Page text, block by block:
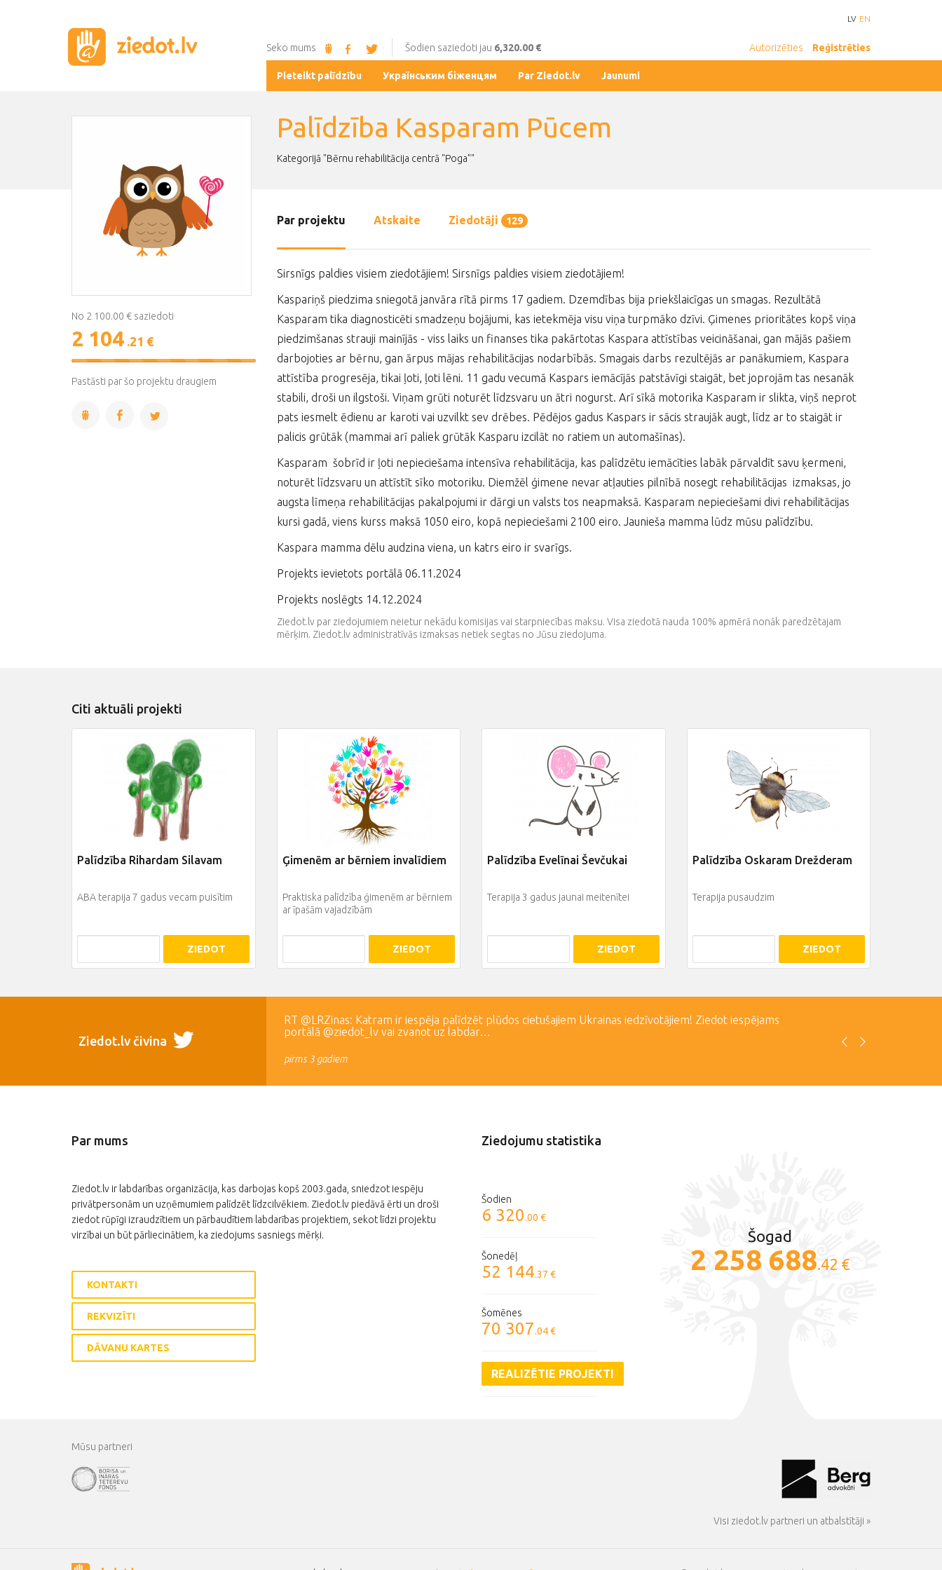
LV EN
Seko mums Šodien saziedoti jau 6,320.00 € Autorizēties Reģistrēties
Pieteikt palīdzību Українським біженцям Par Ziedot.lv Jaunumi
Palīdzība Kasparam Pūcem
Kategorijā "Bērnu rehabilitācija centrā "Poga""
No 2 100.00 € saziedoti
2 104 .21 €
100%
Complete
Pastāsti par šo projektu draugiem
Par projektu Atskaite Ziedotāji 129
Sirsnīgs paldies visiem ziedotājiem! Sirsnīgs paldies visiem ziedotājiem!
Kaspariņš piedzima sniegotā janvāra rītā pirms 17 gadiem. Dzemdības bija priekšlaicīgas un smagas. Rezultātā
Kasparam tika diagnosticēti smadzeņu bojājumi, kas ietekmēja visu viņa turpmāko dzīvi. Ģimenes prioritātes kopš viņa
piedzimšanas strauji mainījās - viss laiks un finanses tika pakārtotas Kaspara attīstības veicināšanai, gan mājās pašiem
darbojoties ar bērnu, gan ārpus mājas rehabilitācijas nodarbībās. Smagais darbs rezultējās ar panākumiem, Kaspara
attīstība progresēja, tikai ļoti, ļoti lēni. 11 gadu vecumā Kaspars iemācījās patstāvīgi staigāt, bet joprojām tas nesanāk
stabili, droši un ilgstoši. Viņam grūti noturēt līdzsvaru un ātri nogurst. Arī sīkā motorika Kasparam ir slikta, viņš neprot
pats iesmelt ēdienu ar karoti vai uzvilkt sev drēbes. Pēdējos gadus Kaspars ir sācis straujāk augt, līdz ar to staigāt ir
palicis grūtāk (mammai arī paliek grūtāk Kasparu izcilāt no ratiem un automašīnas).
Kasparam šobrīd ir ļoti nepieciešama intensīva rehabilitācija, kas palīdzētu iemācīties labāk pārvaldīt savu ķermeni,
noturēt līdzsvaru un attīstīt sīko motoriku. Diemžēl ģimene nevar atļauties pilnībā nosegt rehabilitācijas izmaksas, jo
augsta līmeņa rehabilitācijas pakalpojumi ir dārgi un valsts tos neapmaksā. Kasparam nepieciešami divi rehabilitācijas
kursi gadā, viens kurss maksā 1050 eiro, kopā nepieciešami 2100 eiro. Jaunieša mamma lūdz mūsu palīdzību.
Kaspara mamma dēlu audzina viena, un katrs eiro ir svarīgs.
Projekts ievietots portālā 06.11.2024
Projekts noslēgts 14.12.2024
Ziedot.lv par ziedojumiem neietur nekādu komisijas vai starpniecības maksu. Visa ziedotā nauda 100% apmērā nonāk paredzētajam
mērķim. Ziedot.lv administratīvās izmaksas netiek segtas no Jūsu ziedojuma.
Citi aktuāli projekti
Palīdzība Rihardam Silavam
ABA terapija 7 gadus vecam puisītim
ZIEDOT
Ģimenēm ar bērniem invalīdiem
Praktiska palīdzība ģimenēm ar bērniem
ar īpašām vajadzībām
ZIEDOT
Palīdzība Evelīnai Ševčukai
Terapija 3 gadus jaunai meitenītei
ZIEDOT
Palīdzība Oskaram Drežderam
Terapija pusaudzim
ZIEDOT
Ziedot.lv čivina
RT @LRZinas: Katram ir iespēja palīdzēt plūdos cietušajiem Ukrainas iedzīvotājiem! Ziedot iespējams
portālā @ziedot_lv vai zvanot uz labdar…
pirms 3 gadiem
Par mums
Ziedot.lv ir labdarības organizācija, kas darbojas kopš 2003.gada, sniedzot iespēju
privātpersonām un uzņēmumiem palīdzēt līdzcilvēkiem. Ziedot.lv piedāvā ērti un droši
ziedot rūpīgi izraudzītiem un pārbaudītiem labdarības projektiem, sekot līdzi projektu
virzībai un būt pārliecinātiem, ka ziedojums sasniegs mērķi.
KONTAKTI
REKVIZĪTI
DĀVANU KARTES
Ziedojumu statistika
Šodien
6 320.00 €
Šonedēļ
52 144.37 €
Šomēnes
70 307.04 €
REALIZĒTIE PROJEKTI
Šogad
2 258 688.42 €
Mūsu partneri
Visi ziedot.lv partneri un atbalstītāji »